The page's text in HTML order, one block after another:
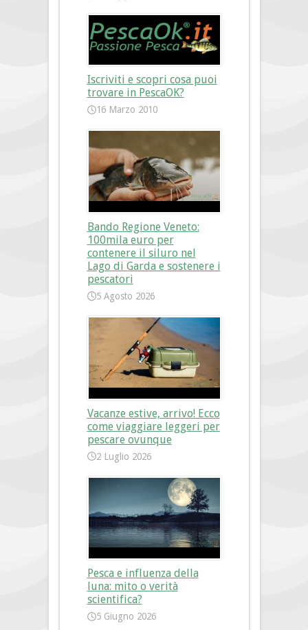
Iscriviti e scopri cosa puoi
trovare in PescaOK?
16 Marzo 2010
Bando Regione Veneto:
100mila euro per
contenere il siluro nel
Lago di Garda e sostenere i
pescatori
5 Agosto 2026
Vacanze estive, arrivo! Ecco
come viaggiare leggeri per
pescare ovunque
2 Luglio 2026
Pesca e influenza della
luna: mito o verità
scientifica?
5 Giugno 2026